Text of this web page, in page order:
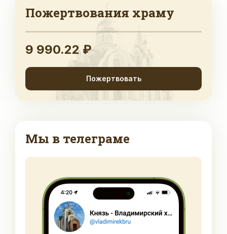
Пожертвования храму
9 990.22 ₽
Пожертвовать
Мы в телеграме